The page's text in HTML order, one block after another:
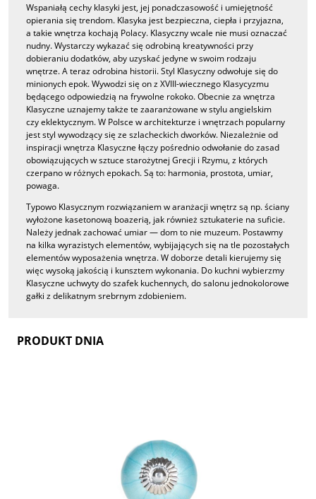
Wspaniałą cechy klasyki jest, jej ponadczasowość i umiejętność
opierania się trendom. Klasyka jest bezpieczna, ciepła i przyjazna,
a takie wnętrza kochają Polacy. Klasyczny wcale nie musi oznaczać
nudny. Wystarczy wykazać się odrobiną kreatywności przy
dobieraniu dodatków, aby uzyskać jedyne w swoim rodzaju
wnętrze. A teraz odrobina historii. Styl Klasyczny odwołuje się do
minionych epok. Wywodzi się on z XVIII-wiecznego Klasycyzmu
będącego odpowiedzią na frywolne rokoko. Obecnie za wnętrza
Klasyczne uznajemy także te zaaranżowane w stylu angielskim
czy eklektycznym. W Polsce w architekturze i wnętrzach popularny
jest styl wywodzący się ze szlacheckich dworków. Niezależnie od
inspiracji wnętrza Klasyczne łączy pośrednio odwołanie do zasad
obowiązujących w sztuce starożytnej Grecji i Rzymu, z których
czerpano w różnych epokach. Są to: harmonia, prostota, umiar,
powaga.
Typowo Klasycznym rozwiązaniem w aranżacji wnętrz są np. ściany
wyłożone kasetonową boazerią, jak również sztukaterie na suficie.
Należy jednak zachować umiar — dom to nie muzeum. Postawmy
na kilka wyrazistych elementów, wybijających się na tle pozostałych
elementów wyposażenia wnętrza. W doborze detali kierujemy się
więc wysoką jakością i kunsztem wykonania. Do kuchni wybierzmy
Klasyczne uchwyty do szafek kuchennych, do salonu jednokolorowe
gałki z delikatnym srebrnym zdobieniem.
PRODUKT DNIA